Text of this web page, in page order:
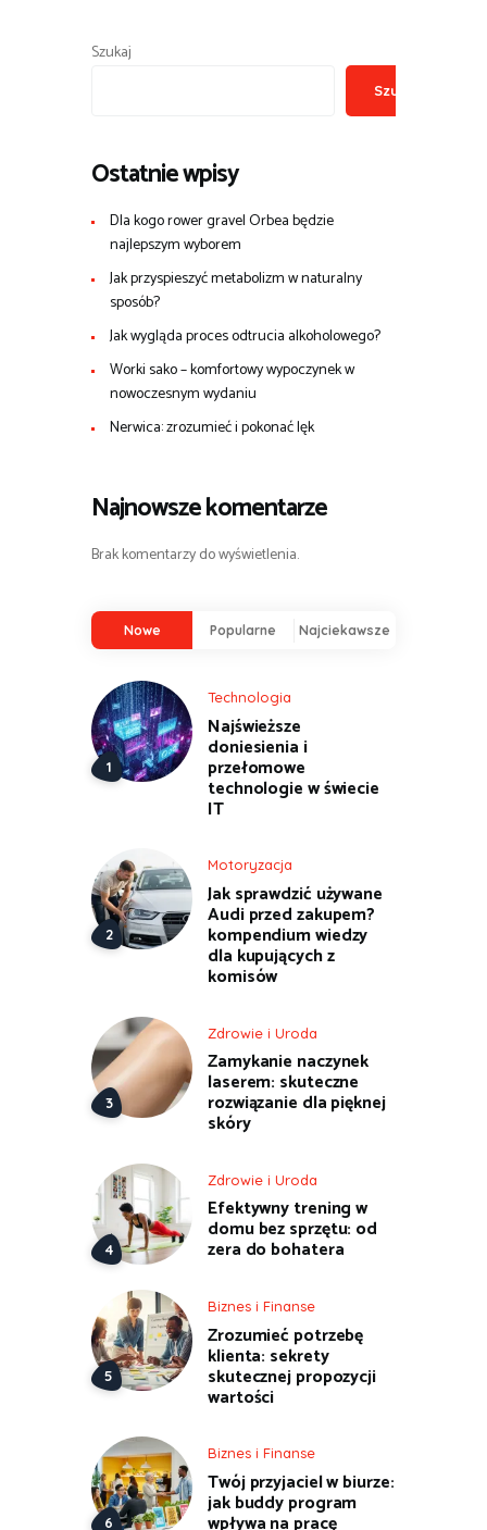
Szukaj
Szukaj
Ostatnie wpisy
Dla kogo rower gravel Orbea będzie
najlepszym wyborem
Jak przyspieszyć metabolizm w naturalny
sposób?
Jak wygląda proces odtrucia alkoholowego?
Worki sako – komfortowy wypoczynek w
nowoczesnym wydaniu
Nerwica: zrozumieć i pokonać lęk
Najnowsze komentarze
Brak komentarzy do wyświetlenia.
Nowe Popularne Najciekawsze
Technologia
Najświeższe
doniesienia i
przełomowe
technologie w świecie
IT
Motoryzacja
Jak sprawdzić używane
Audi przed zakupem?
kompendium wiedzy
dla kupujących z
komisów
Zdrowie i Uroda
Zamykanie naczynek
laserem: skuteczne
rozwiązanie dla pięknej
skóry
Zdrowie i Uroda
Efektywny trening w
domu bez sprzętu: od
zera do bohatera
Biznes i Finanse
Zrozumieć potrzebę
klienta: sekrety
skutecznej propozycji
wartości
Biznes i Finanse
Twój przyjaciel w biurze:
jak buddy program
wpływa na pracę